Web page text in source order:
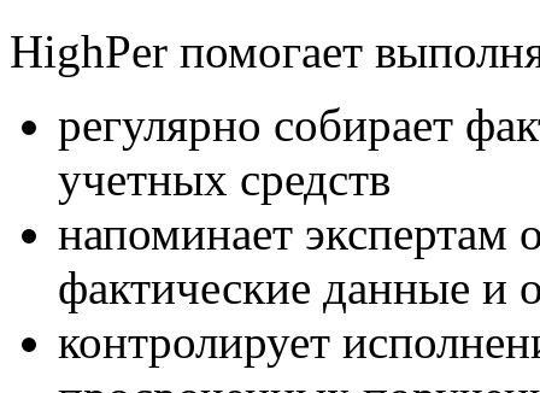
HighPer помогает
регулярно собирает
учетных средств
напоминает экспертам
фактические данные и
контролирует